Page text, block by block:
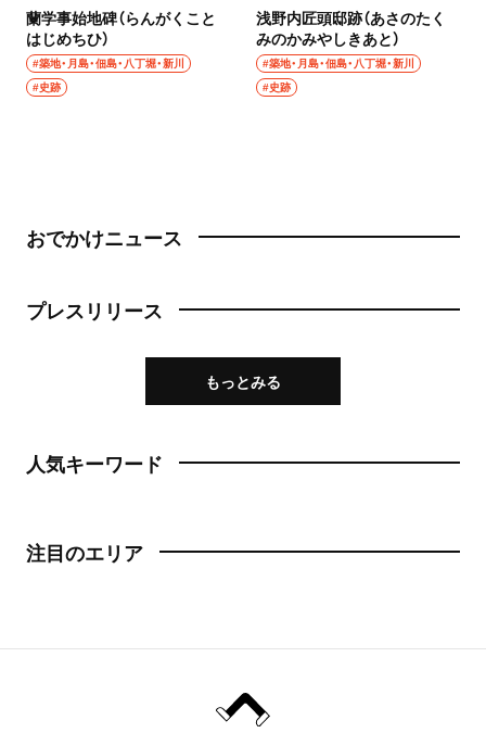
蘭学事始地碑（らんがくこと
はじめちひ）
#築地・月島・佃島・八丁堀・新川
#史跡
浅野内匠頭邸跡（あさのたく
みのかみやしきあと）
#築地・月島・佃島・八丁堀・新川
#史跡
おでかけニュース
プレスリリース
もっとみる
人気キーワード
注目のエリア